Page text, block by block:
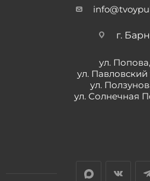
г.
ул.
ул. Павловский
ул.
ул. Солнечная